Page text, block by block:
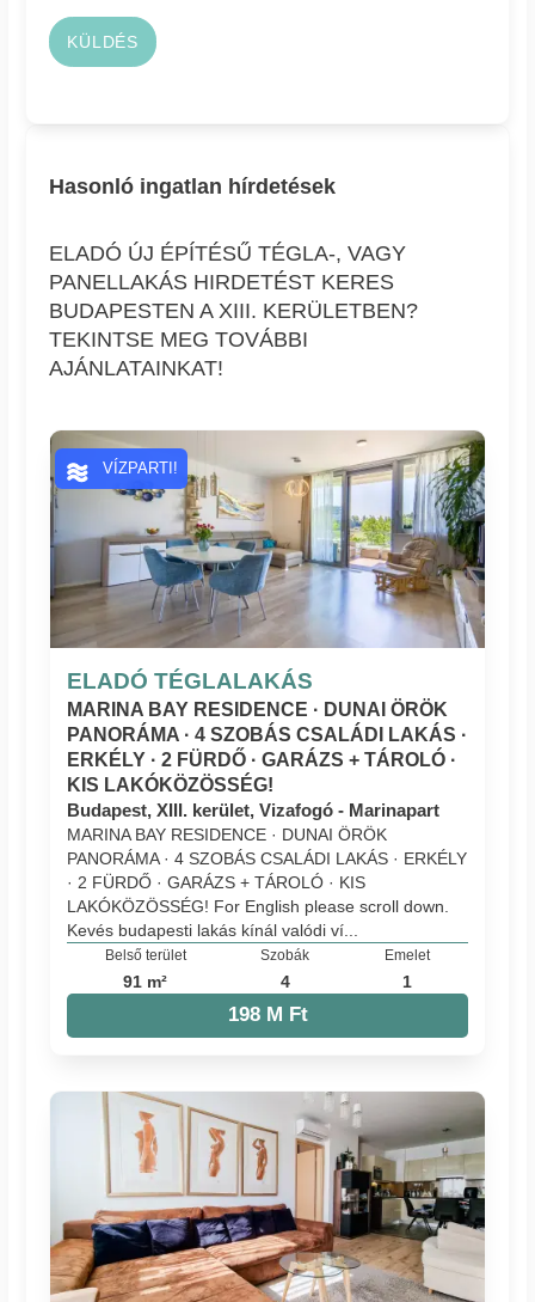
KÜLDÉS
Hasonló ingatlan hírdetések
ELADÓ ÚJ ÉPÍTÉSŰ TÉGLA-, VAGY
PANELLAKÁS HIRDETÉST KERES
BUDAPESTEN A XIII. KERÜLETBEN?
TEKINTSE MEG TOVÁBBI
AJÁNLATAINKAT!
ELADÓ TÉGLALAKÁS
MARINA BAY RESIDENCE · DUNAI ÖRÖK
PANORÁMA · 4 SZOBÁS CSALÁDI LAKÁS ·
ERKÉLY · 2 FÜRDŐ · GARÁZS + TÁROLÓ ·
KIS LAKÓKÖZÖSSÉG!
Budapest, XIII. kerület, Vizafogó - Marinapart
MARINA BAY RESIDENCE · DUNAI ÖRÖK
PANORÁMA · 4 SZOBÁS CSALÁDI LAKÁS · ERKÉLY
· 2 FÜRDŐ · GARÁZS + TÁROLÓ · KIS
LAKÓKÖZÖSSÉG! For English please scroll down.
Kevés budapesti lakás kínál valódi ví...
Belső terület
91 m²
Szobák
4
Emelet
1
198 M Ft
VÍZPARTI!